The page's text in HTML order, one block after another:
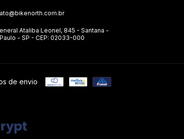
Ataliba Leonel, 845 - Santana -
- SP - CEP: 02033-000
de envio